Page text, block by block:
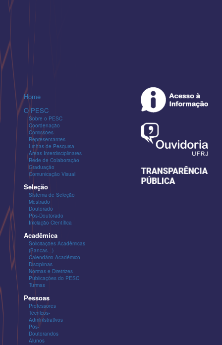
Home
O PESC
Sobre o PESC
Coordenação
Comissões
Representantes
Linhas de Pesquisa
Áreas Interdisciplinares
Rede de Colaboração
Graduação
Comunicação Visual
Seleção
Sistema de Seleção
Mestrado
Doutorado
Pós-Doutorado
Iniciação Científica
Acadêmica
Solicitações Acadêmicas
(Bancas...)
Calendário Acadêmico
Disciplinas
Normas e Diretrizes
Publicações do PESC
Turmas
Pessoas
Professores
Técnicos-
Administrativos
Pós-
Doutorandos
Alunos